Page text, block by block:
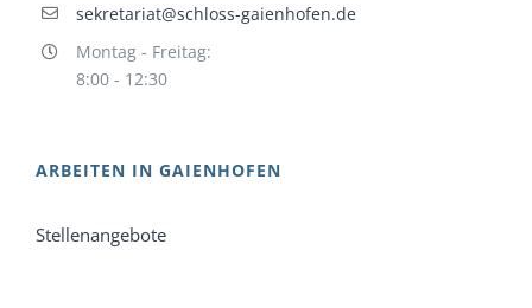
sekretariat@schloss-gaienhofen.de
Montag - Freitag:
8:00 - 12:30
ARBEITEN IN GAIENHOFEN
Stellenangebote